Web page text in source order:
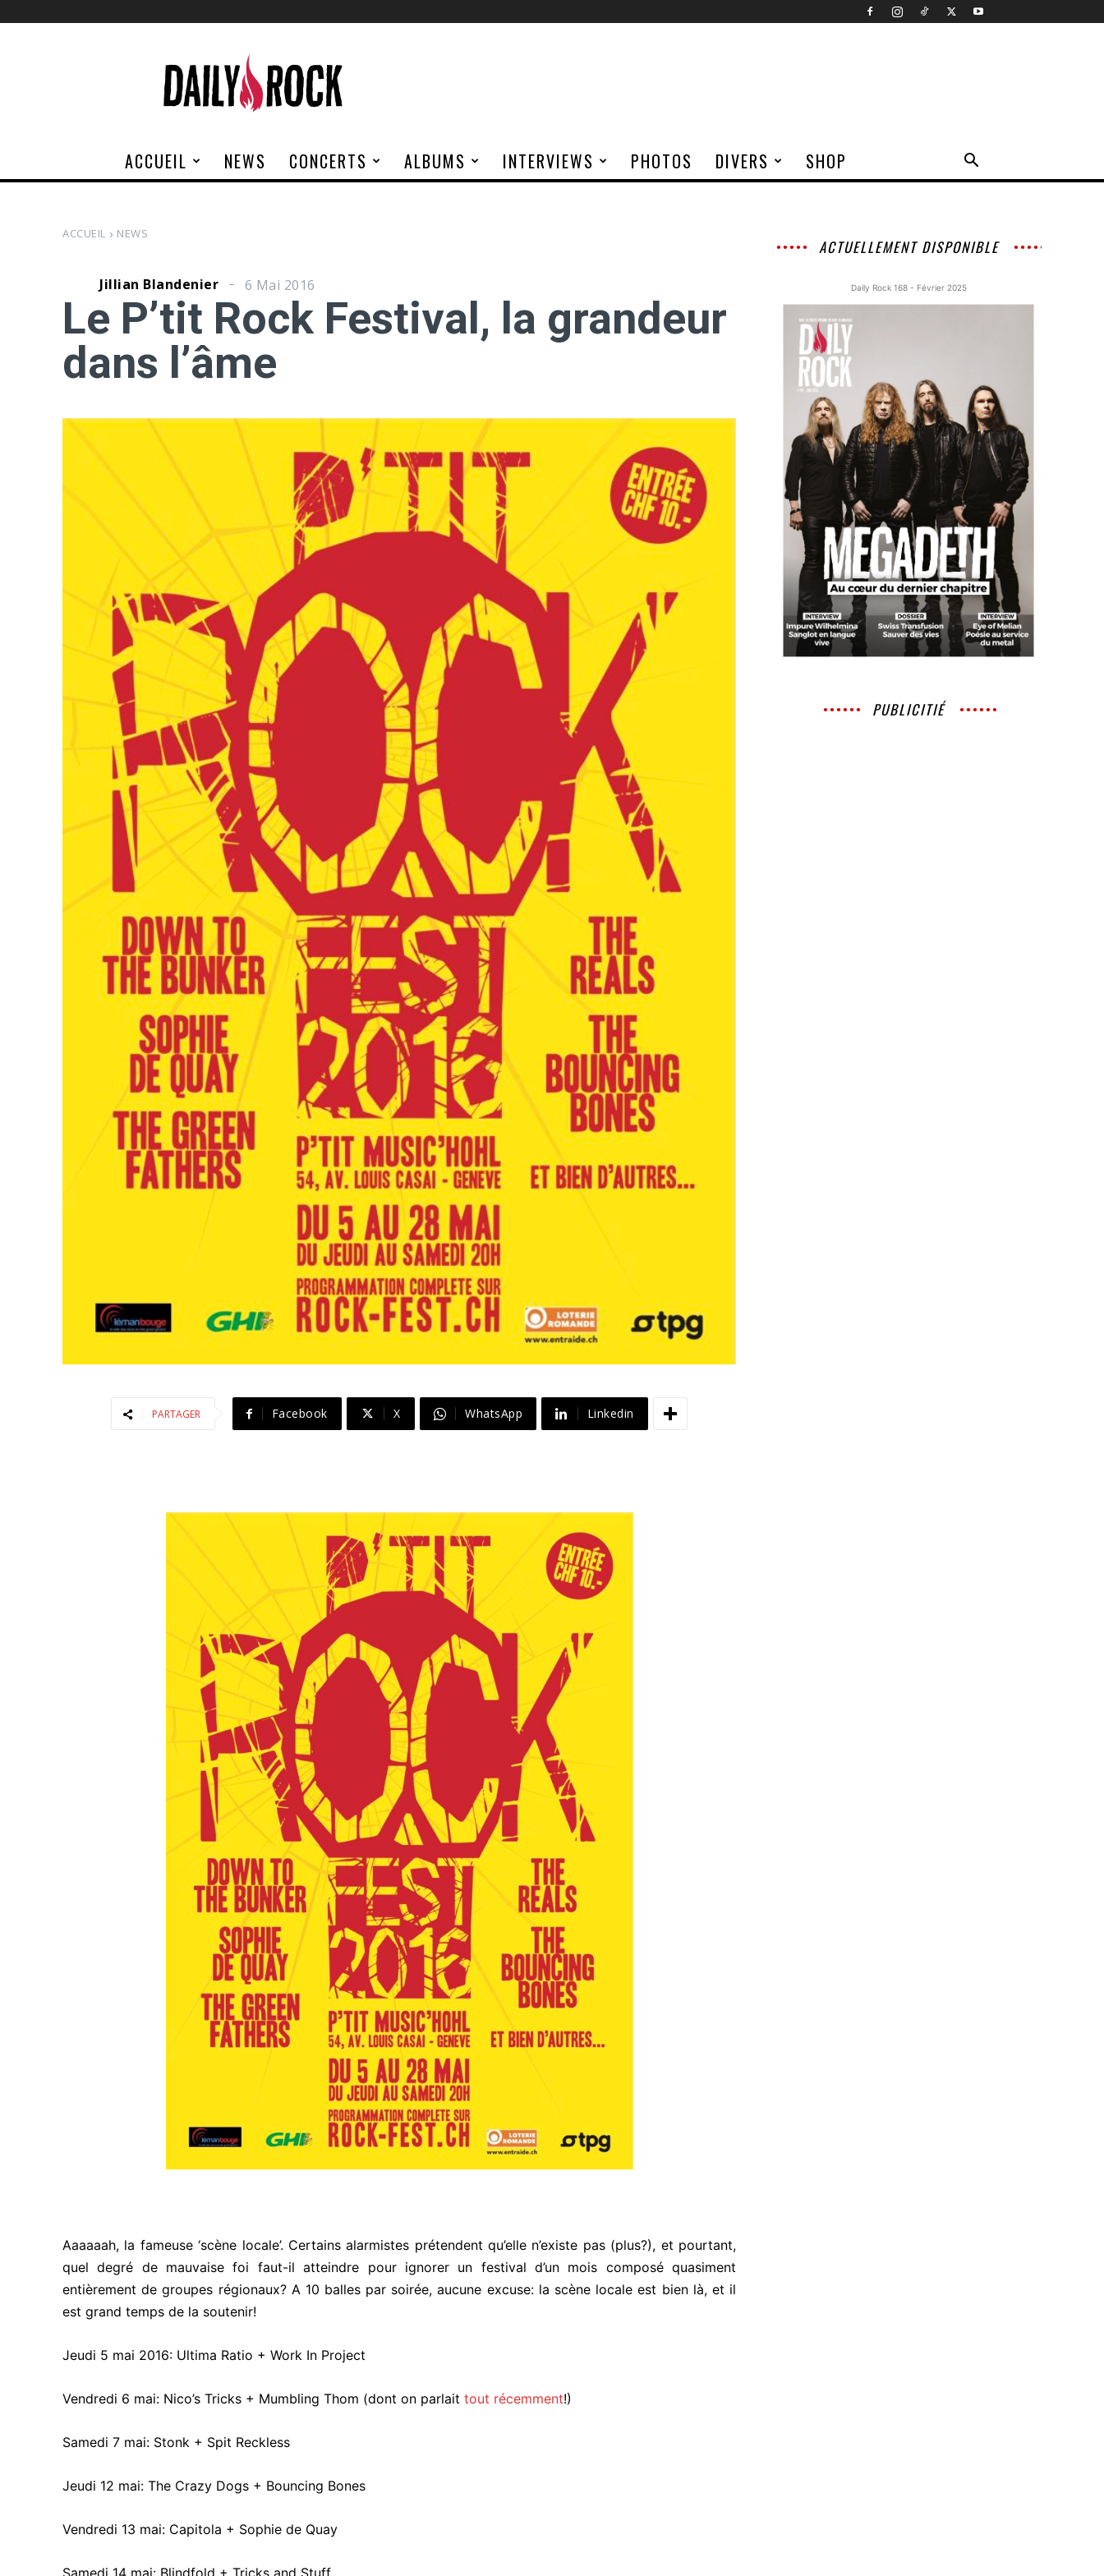
Rock
ACCUEIL NEWS CONCERTS ALBUMS INTERVIEWS PHOTOS DIVERS SHOP
ACCUEIL NEWS
Jillian Blandenier 6 Mai 2016
Le P’tit Rock Festival, la grandeur
dans l’âme
PARTAGER Facebook X WhatsApp Linkedin
Aaaaaah, la fameuse ‘scène locale’. Certains alarmistes prétendent qu’elle n’existe pas (plus?), et pourtant,
quel degré de mauvaise foi faut-il atteindre pour ignorer un festival d’un mois composé quasiment
entièrement de groupes régionaux? A 10 balles par soirée, aucune excuse: la scène locale est bien là, et il
est grand temps de la soutenir!
Jeudi 5 mai 2016: Ultima Ratio + Work In Project
Vendredi 6 mai: Nico’s Tricks + Mumbling Thom (dont on parlait tout récemment!)
Samedi 7 mai: Stonk + Spit Reckless
Jeudi 12 mai: The Crazy Dogs + Bouncing Bones
Vendredi 13 mai: Capitola + Sophie de Quay
Samedi 14 mai: Blindfold + Tricks and Stuff
ACTUELLEMENT DISPONIBLE
Daily Rock 168 - Février 2025
PUBLICITIÉ